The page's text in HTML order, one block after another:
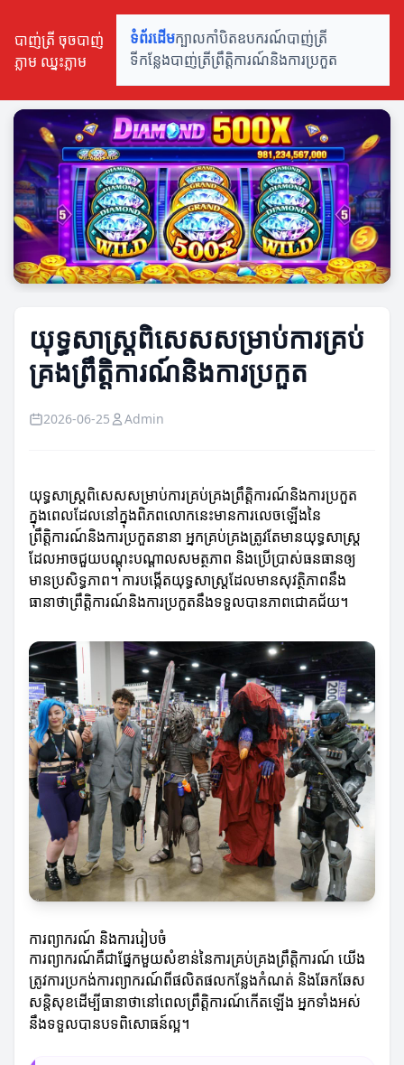
បាញ់ត្រី ចុចបាញ់
ភ្លាម ឈ្នះភ្លាម
ទំព័រដើមក្បាលកាំបិតឧបករណ៍បាញ់ត្រី
ទីកន្លែងបាញ់ត្រីព្រឹត្តិការណ៍និងការប្រកួត
យុទ្ធសាស្ត្រពិសេសសម្រាប់ការគ្រប់
គ្រងព្រឹត្តិការណ៍និងការប្រកួត
2026-06-25 Admin
យុទ្ធសាស្ត្រពិសេសសម្រាប់ការគ្រប់គ្រងព្រឹត្តិការណ៍និងការប្រកួត
ក្នុងពេលដែលនៅក្នុងពិភពលោកនេះមានការលេចឡើងនៃ
ព្រឹត្តិការណ៍និងការប្រកួតនានា អ្នកគ្រប់គ្រងត្រូវតែមានយុទ្ធសាស្ត្រ
ដែលអាចជួយបណ្តុះបណ្តាលសមត្ថភាព និងប្រើប្រាស់ធនធានឲ្យ
មានប្រសិទ្ធភាព។ ការបង្កើតយុទ្ធសាស្ត្រដែលមានសុវត្ថិភាពនឹង
ធានាថាព្រឹត្តិការណ៍និងការប្រកួតនឹងទទួលបានភាពជោគជ័យ។
ការព្យាករណ៍ និងការរៀបចំ
ការព្យាករណ៍គឺជាផ្នែកមួយសំខាន់នៃការគ្រប់គ្រងព្រឹត្តិការណ៍ យើង
ត្រូវការប្រកង់ការព្យាករណ៍ពីផលិតផលកន្លែងកំណត់ និងឆែកឆែស
សន្តិសុខដើម្បីធានាថានៅពេលព្រឹត្តិការណ៍កើតឡើង អ្នកទាំងអស់
នឹងទទួលបានបទពិសោធន៍ល្អ។